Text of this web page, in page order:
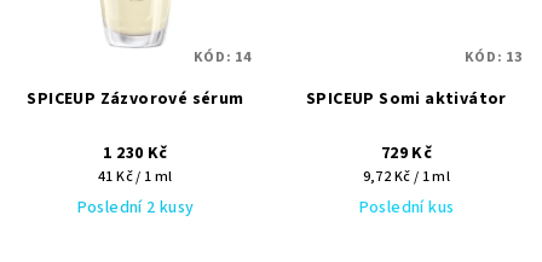
SPICEUP Zázvorové sérum
1 230 Kč
Měrná
cena:
41 Kč / 1 ml
Poslední 2 kusy
KÓD: 14
SPICEUP Somi aktivátor
729 Kč
Měrná
cena:
9,72 Kč / 1 ml
Poslední kus
KÓD: 13